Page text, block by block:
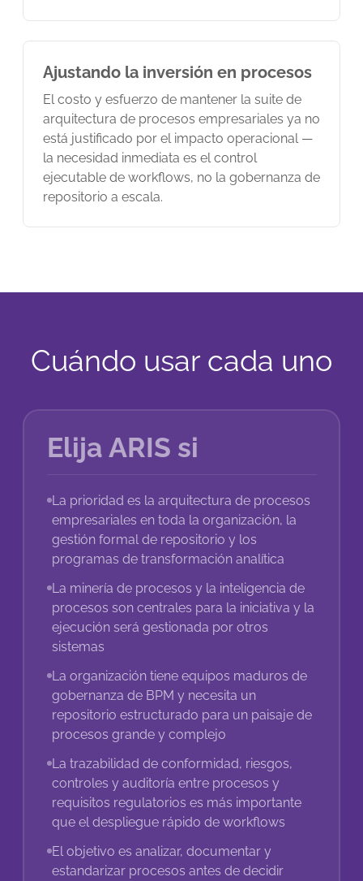
Ajustando la inversión en procesos
El costo y esfuerzo de mantener la suite de
arquitectura de procesos empresariales ya no
está justificado por el impacto operacional —
la necesidad inmediata es el control
ejecutable de workflows, no la gobernanza de
repositorio a escala.
Cuándo usar cada uno
Elija ARIS si
La prioridad es la arquitectura de procesos
empresariales en toda la organización, la
gestión formal de repositorio y los
programas de transformación analítica
La minería de procesos y la inteligencia de
procesos son centrales para la iniciativa y la
ejecución será gestionada por otros
sistemas
La organización tiene equipos maduros de
gobernanza de BPM y necesita un
repositorio estructurado para un paisaje de
procesos grande y complejo
La trazabilidad de conformidad, riesgos,
controles y auditoría entre procesos y
requisitos regulatorios es más importante
que el despliegue rápido de workflows
El objetivo es analizar, documentar y
estandarizar procesos antes de decidir